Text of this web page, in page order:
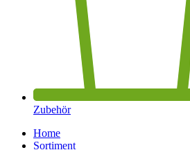
Zubehör
Home
Sortiment